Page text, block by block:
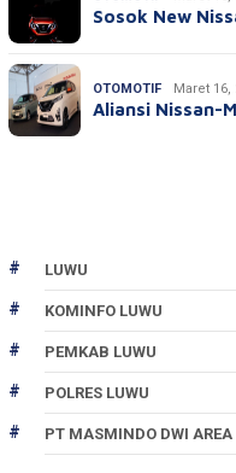
Sosok New
OTOMOTIF Maret 16,
Aliansi Nissan-
LUWU
KOMINFO LUWU
PEMKAB LUWU
POLRES LUWU
PT MASMINDO DWI AREA